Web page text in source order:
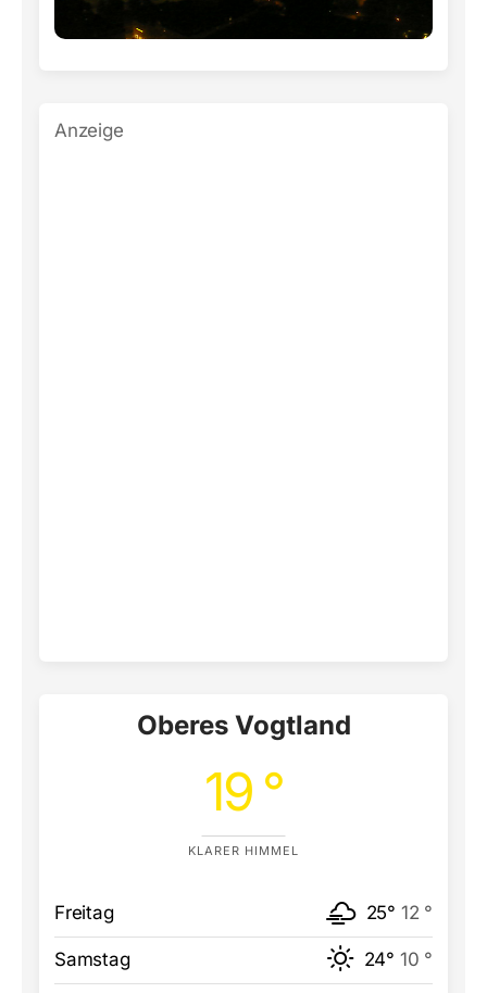
Anzeige
Oberes Vogtland
19 °
KLARER HIMMEL
Freitag 25° 12 °
Samstag 24° 10 °